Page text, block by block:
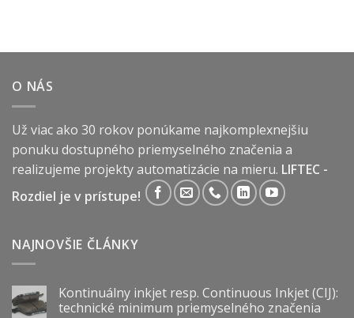
O NÁS
Už viac ako 30 rokov ponúkame najkomplexnejšiu
ponuku dostupného priemyselného značenia a
realizujeme projekty automatizácie na mieru. LIFTEC -
Rozdiel je v prístupe!
NAJNOVŠIE ČLÁNKY
Kontinuálny inkjet resp. Continuous Inkjet (CIJ):
technické minimum priemyselného značenia